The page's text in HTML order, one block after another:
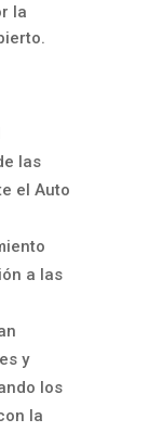
la
las
el Auto
a las
y
los
la